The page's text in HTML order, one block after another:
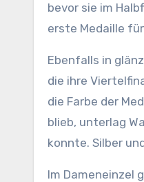
bevor sie im
erste Medaille
Ebenfalls in
die ihre
die Farbe der
blieb, unterlag
konnte. Silber
Im Dameneinzel